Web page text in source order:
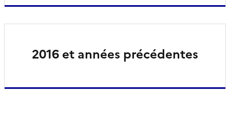
2016 et années précédentes